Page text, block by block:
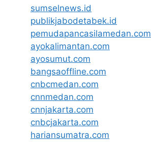
sumselnews.id
publikjabodetabek.id
pemudapancasilamedan.com
ayokalimantan.com
ayosumut.com
bangsaoffline.com
cnbcmedan.com
cnnmedan.com
cnnjakarta.com
cnbcjakarta.com
hariansumatra.com